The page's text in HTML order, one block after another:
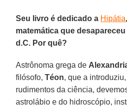
Seu livro é dedicado a Hipátia
matemática que
d.C. Por quê?
Astrônoma grega de
filósofo,Téon, que a
rudimentos da ciência,
astrolábio e do hidroscópio,